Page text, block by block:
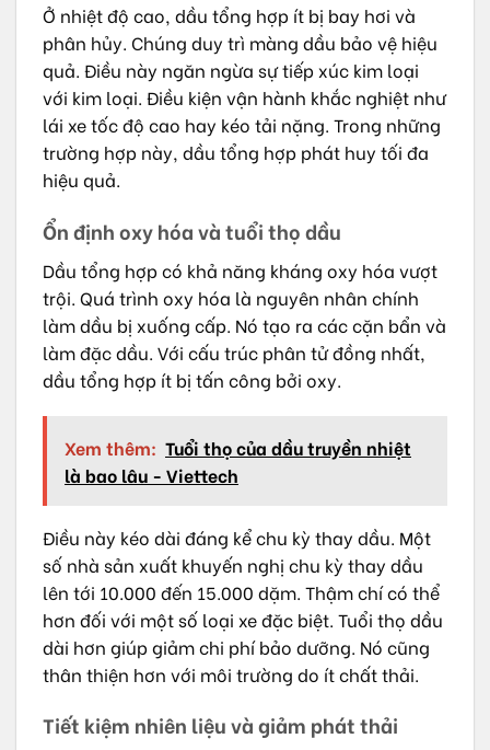
Ở nhiệt độ cao, dầu tổng hợp ít bị bay hơi và
phân hủy. Chúng duy trì màng dầu bảo vệ hiệu
quả. Điều này ngăn ngừa sự tiếp xúc kim loại
với kim loại. Điều kiện vận hành khắc nghiệt như
lái xe tốc độ cao hay kéo tải nặng. Trong những
trường hợp này, dầu tổng hợp phát huy tối đa
hiệu quả.
Ổn định oxy hóa và tuổi thọ dầu
Dầu tổng hợp có khả năng kháng oxy hóa vượt
trội. Quá trình oxy hóa là nguyên nhân chính
làm dầu bị xuống cấp. Nó tạo ra các cặn bẩn và
làm đặc dầu. Với cấu trúc phân tử đồng nhất,
dầu tổng hợp ít bị tấn công bởi oxy.
Xem thêm: Tuổi thọ của dầu truyền nhiệt
là bao lâu - Viettech
Điều này kéo dài đáng kể chu kỳ thay dầu. Một
số nhà sản xuất khuyến nghị chu kỳ thay dầu
lên tới 10.000 đến 15.000 dặm. Thậm chí có thể
hơn đối với một số loại xe đặc biệt. Tuổi thọ dầu
dài hơn giúp giảm chi phí bảo dưỡng. Nó cũng
thân thiện hơn với môi trường do ít chất thải.
Tiết kiệm nhiên liệu và giảm phát thải